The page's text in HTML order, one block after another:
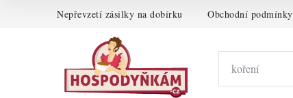
Nepřevzetí zásilky na dobírku Obchodní podmínky